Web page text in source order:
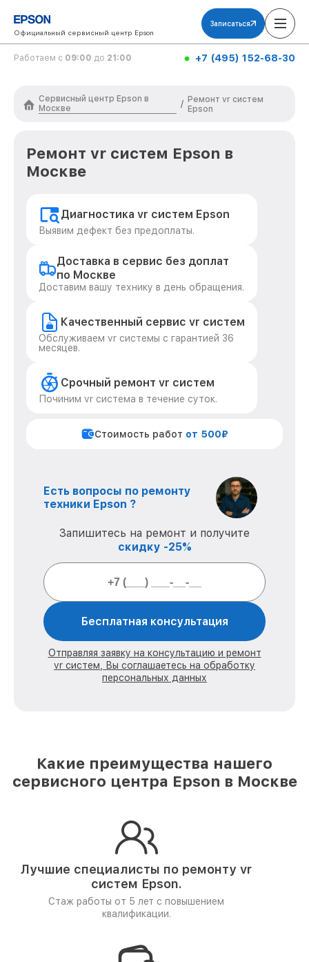
Официальный сервисный центр Epson
Записаться
Работаем с 09:00 до 21:00 +7 (495) 152-68-30
Сервисный центр Epson в
Москве
/ Ремонт vr систем
Epson
Ремонт vr систем Epson в
Москве
Диагностика vr систем Epson
Выявим дефект без предоплаты.
Доставка в сервис без доплат
по Москве
Доставим вашу технику в день обращения.
Качественный сервис vr систем
Обслуживаем vr системы с гарантией 36
месяцев.
Срочный ремонт vr систем
Починим vr система в течение суток.
Стоимость работ от 500₽
Есть вопросы по ремонту
техники Epson ?
Запишитесь на ремонт и получите
скидку -25%
Бесплатная консультация
Отправляя заявку на консультацию и ремонт
vr систем, Вы соглашаетесь на обработку
персональных данных
Какие преимущества нашего
сервисного центра Epson в Москве
Лучшие специалисты по ремонту vr
систем Epson.
Стаж работы от 5 лет с повышением
квалификации.